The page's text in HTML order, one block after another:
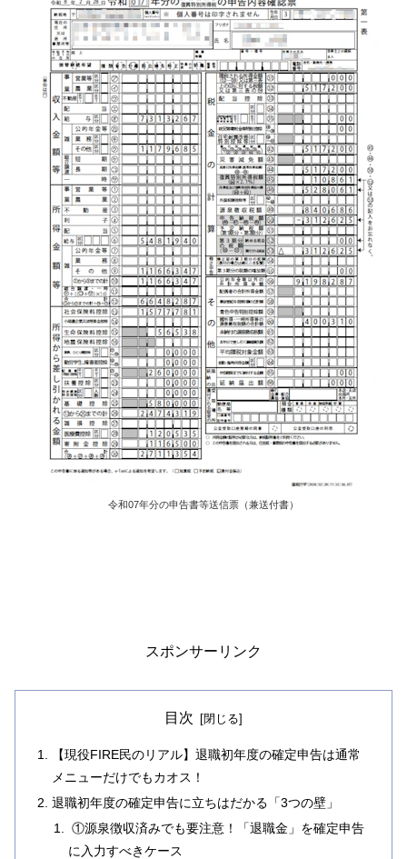
令和07年分の申告書等送信票（兼送付書）
スポンサーリンク
目次
【現役FIRE民のリアル】退職初年度の確定申告は通常
メニューだけでもカオス！
退職初年度の確定申告に立ちはだかる「3つの壁」
①源泉徴収済みでも要注意！「退職金」を確定申告
に入力すべきケース